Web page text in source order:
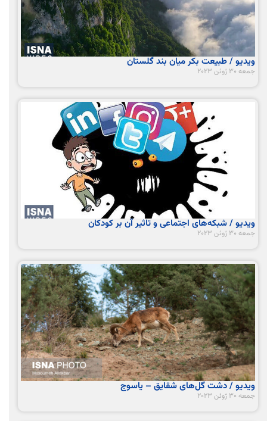
ویدیو / طبیعت بکر میان بند گلستان
جمعه 30 ژوئن 2023
ویدیو / شبکه‌های اجتماعی و تاثیر آن بر کودکان
جمعه 30 ژوئن 2023
ویدیو / دشت گل‌های شقایق – یاسوج
جمعه 30 ژوئن 2023